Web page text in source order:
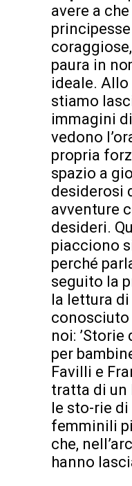
avere a
paura in
ideale.
stiamo
immagini
vedono
propria
spazio a
desiderosi
avventure
desideri.
piacciono
perché
seguito la
la lettura
conosciuto
noi:
per
Favilli e
tratta di un
le sto-rie
femminili
che,
hanno